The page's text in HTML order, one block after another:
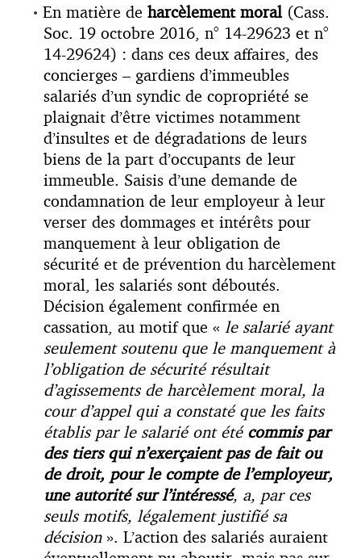
En matière de harcèlement moral (Cass.
Soc. 19 octobre 2016, n° 14-29623 et n°
14-29624) : dans ces deux affaires, des
concierges – gardiens d’immeubles
salariés d’un syndic de copropriété se
plaignait d’être victimes notamment
d’insultes et de dégradations de leurs
biens de la part d’occupants de leur
immeuble. Saisis d’une demande de
condamnation de leur employeur à leur
verser des dommages et intérêts pour
manquement à leur obligation de
sécurité et de prévention du harcèlement
moral, les salariés sont déboutés.
Décision également confirmée en
cassation, au motif que « le salarié ayant
seulement soutenu que le manquement à
l’obligation de sécurité résultait
d’agissements de harcèlement moral, la
cour d’appel qui a constaté que les faits
établis par le salarié ont été commis par
des tiers qui n’exerçaient pas de fait ou
de droit, pour le compte de l’employeur,
une autorité sur l’intéressé, a, par ces
seuls motifs, légalement justifié sa
décision ». L’action des salariés auraient